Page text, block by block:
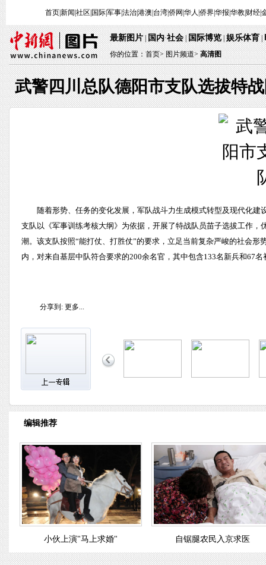
首页|新闻 社区 国际|军事|法治|港澳 台湾|侨网 华人 侨界|华报 华教| 财经|
最新图片|国内·社会|国际博览|娱乐体育|
你的位置：首页>图片频道> 高清图
武警四川总队德阳市支队选拔特
随着形势、任务的变化发展，军队战斗力生成模式转型及现代化
支队以《军事训练考核大纲》为依据，开展了特战队员苗子选拔工作
潮。该支队按照“能打仗、打胜仗”的要求，立足当前复杂严峻的社会
内，对来自基层中队符合要求的200余名官，其中包含133名新兵和
分享到: 更多...
编辑推荐
小伙上演"马上求婚" 自锯腿农民入京求医